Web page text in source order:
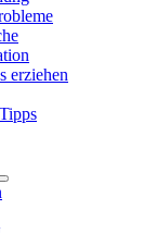
erziehen